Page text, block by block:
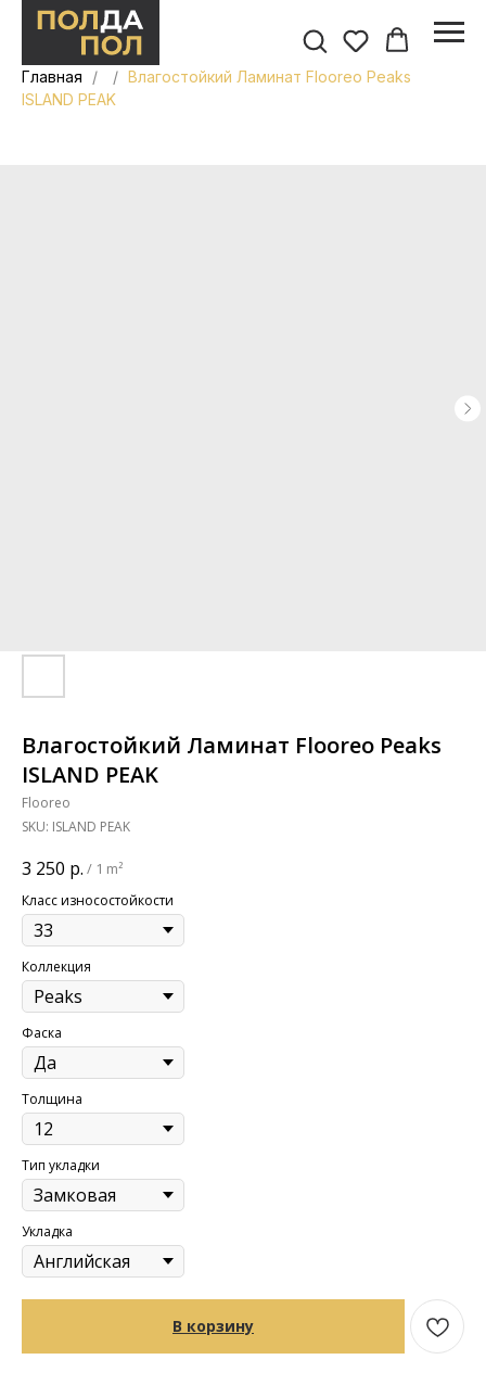
Главная
Влагостойкий Ламинат Flooreo Peaks
ISLAND PEAK
Влагостойкий Ламинат Flooreo Peaks
ISLAND PEAK
Flooreo
SKU: ISLAND PEAK
3 250 р. / 1 m²
Класс износостойкости
Коллекция
Фаска
Толщина
Тип укладки
Укладка
В корзину